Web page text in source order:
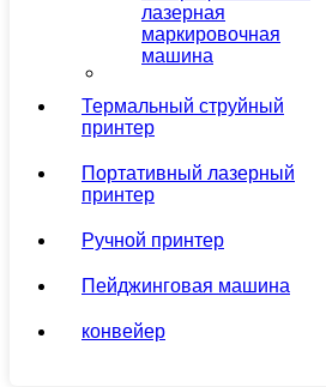
лазерная
маркировочная
машина
Термальный струйный
принтер
Портативный лазерный
принтер
Ручной принтер
Пейджинговая машина
конвейер